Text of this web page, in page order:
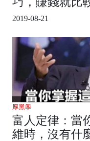
2019-08-21
厚黑學
富人定律：當
維時，沒有什